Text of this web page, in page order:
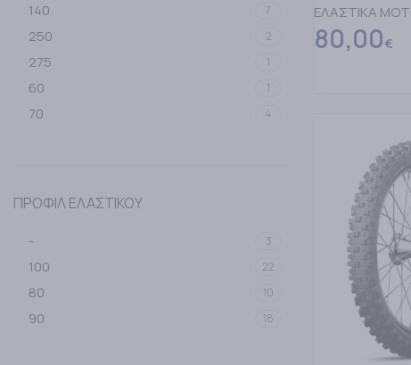
140 7
250 2
275 1
60 1
70 4
ΠΡΟΦΙΛ ΕΛΑΣΤΙΚΟΥ
- 3
100 22
80 10
90 18
ΕΛΑΣΤΙΚΑ
80,00€